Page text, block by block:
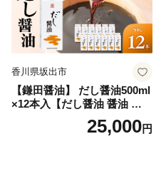
香川県坂出市
【鎌田醤油】 だし醤油500ml
×12本入【だし醤油 醤油 人気
おすすめ 人気だし醤油 出汁
25,000円